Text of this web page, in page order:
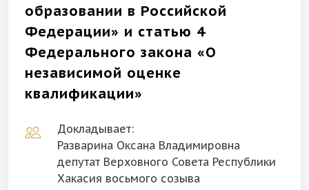
образовании в Российской
Федерации» и статью 4
Федерального закона «О
независимой оценке
квалификации»
Докладывает:
Разварина Оксана Владимировна
депутат Верховного Совета Республики
Хакасия восьмого созыва